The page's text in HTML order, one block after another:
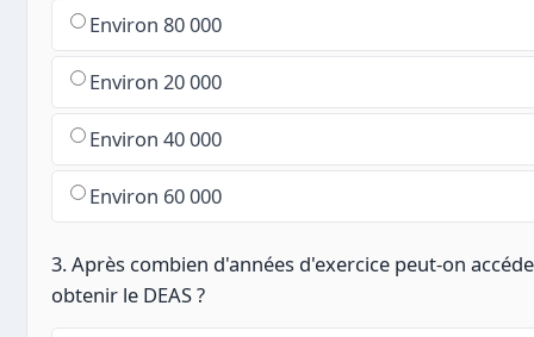
Environ 80 000
Environ 20 000
Environ 40 000
Environ 60 000
3. Après combien d'années d'exercice peut-on
obtenir le DEAS ?